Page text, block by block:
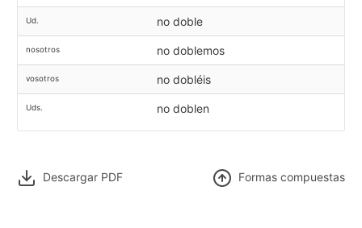
Ud. no doble
nosotros no doblemos
vosotros no dobléis
Uds. no doblen
Descargar PDF Formas compuestas